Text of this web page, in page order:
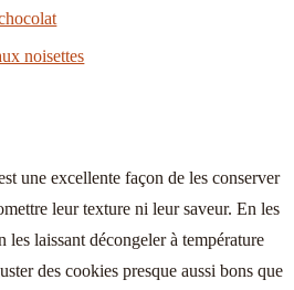
noisettes
une excellente façon de les conserver
leur texture ni leur saveur. En les
les laissant décongeler à température
des cookies presque aussi bons que